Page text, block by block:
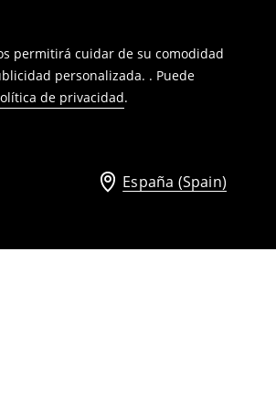
permitirá cuidar de su comodidad
personalizada. . Puede
de privacidad.
España (Spain)